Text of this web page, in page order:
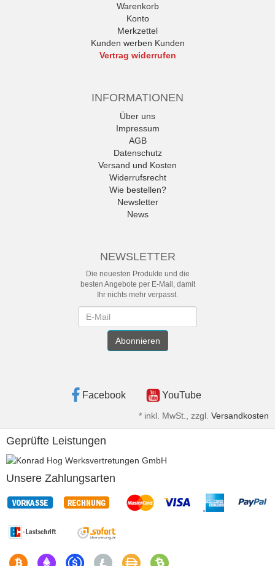
Warenkorb
Konto
Merkzettel
Kunden werben Kunden
Vertrag widerrufen
INFORMATIONEN
Über uns
Impressum
AGB
Datenschutz
Versand und Kosten
Widerrufsrecht
Wie bestellen?
Newsletter
News
NEWSLETTER
Die neuesten Produkte und die
besten Angebote per E-Mail, damit
Ihr nichts mehr verpasst.
Abonnieren
Facebook YouTube
* inkl. MwSt., zzgl. Versandkosten
Geprüfte Leistungen
Unsere Zahlungsarten